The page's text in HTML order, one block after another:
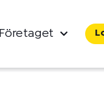
Företaget